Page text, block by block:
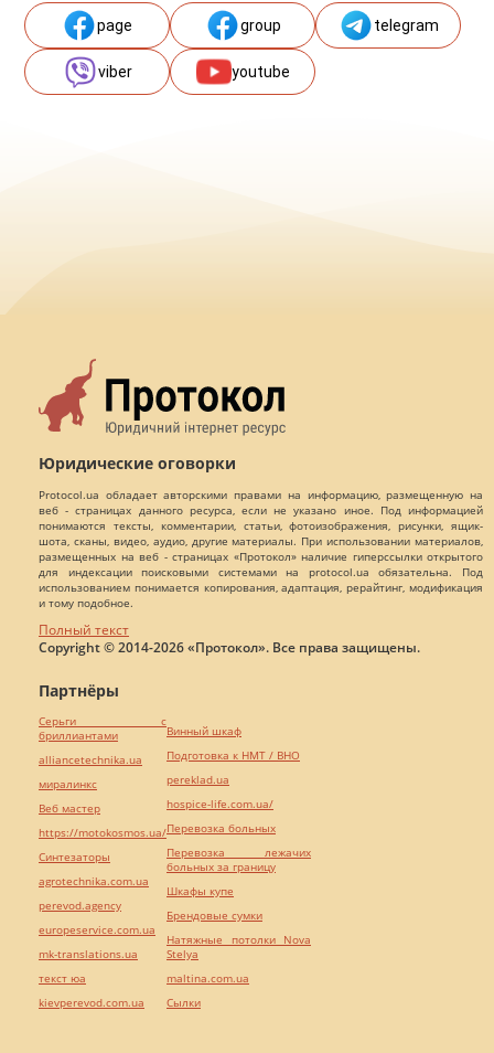
page group telegram
viber youtube
Юридические оговорки
Protocol.ua обладает авторскими правами на информацию, размещенную на
веб - страницах данного ресурса, если не указано иное. Под информацией
понимаются тексты, комментарии, статьи, фотоизображения, рисунки, ящик-
шота, сканы, видео, аудио, другие материалы. При использовании материалов,
размещенных на веб - страницах «Протокол» наличие гиперссылки открытого
для индексации поисковыми системами на protocol.ua обязательна. Под
использованием понимается копирования, адаптация, рерайтинг, модификация
и тому подобное.
Полный текст
Copyright © 2014-2026 «Протокол». Все права защищены.
Партнёры
Серьги с
бриллиантами
alliancetechnika.ua
миралинкс
Веб мастер
https://motokosmos.ua/
Синтезаторы
agrotechnika.com.ua
perevod.agency
europeservice.com.ua
mk-translations.ua
текст юа
kievperevod.com.ua
Винный шкаф
Подготовка к НМТ / ВНО
pereklad.ua
hospice-life.com.ua/
Перевозка больных
Перевозка лежачих
больных за границу
Шкафы купе
Брендовые сумки
Натяжные потолки Nova
Stelya
maltina.com.ua
Cылки